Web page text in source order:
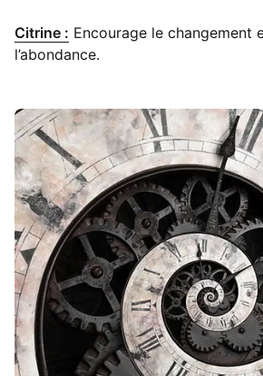
Citrine : Encourage le changement
l’abondance.